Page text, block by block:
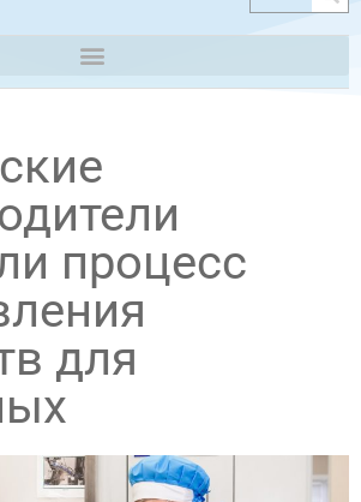
процесс
для